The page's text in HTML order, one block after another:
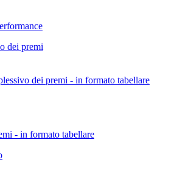
dei premi
dei premi - in formato tabellare
- in formato tabellare